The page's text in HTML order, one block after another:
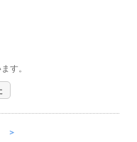
す。
＞